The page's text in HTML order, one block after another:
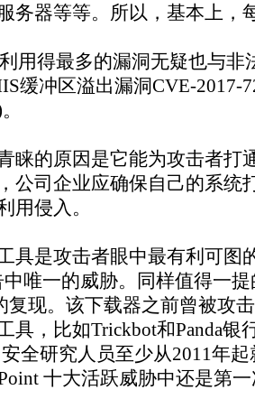
务器等等。所以，基本上，
用得最多的漏洞无疑也与非
缓冲区溢出漏洞CVE-2017-
睐的原因是它能为攻击者打
公司企业应确保自己的系统
用侵入。
具是攻击者眼中最有利可图
唯一的威胁。同样值得一
复现。该下载器之前曾被攻
具，比如Trickbot和Panda银
全研究人员至少从2011年
十大活跃威胁中还是第